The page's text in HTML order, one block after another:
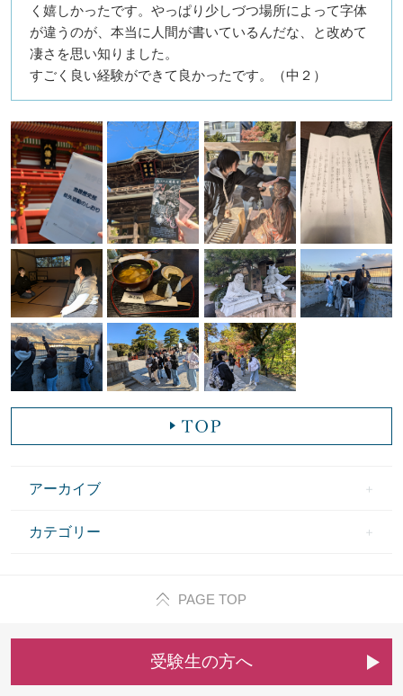
く嬉しかったです。やっぱり少しづつ場所によって字体
が違うのが、本当に人間が書いているんだな、と改めて
凄さを思い知りました。
すごく良い経験ができて良かったです。（中２）
アーカイブ
カテゴリー
PAGE TOP
受験生の方へ